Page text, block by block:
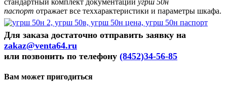
паспорт отражает все теххарактеристики и параметры шкафа.
Для заказа достаточно отправить заявку на
zakaz@venta64.ru
или позвонить по телефону (8452)34-56-85
Вам может пригодиться